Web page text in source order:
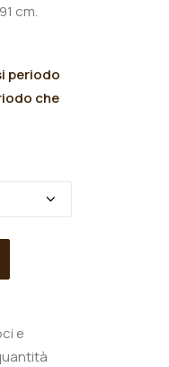
cm.
periodo
che
e